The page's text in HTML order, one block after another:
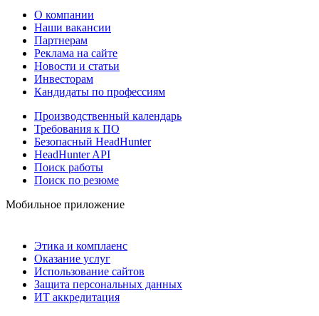
О компании
Наши вакансии
Партнерам
Реклама на сайте
Новости и статьи
Инвесторам
Кандидаты по профессиям
Производственный календарь
Требования к ПО
Безопасный HeadHunter
HeadHunter API
Поиск работы
Поиск по резюме
Мобильное приложение
Этика и комплаенс
Оказание услуг
Использование сайтов
Защита персональных данных
ИТ аккредитация